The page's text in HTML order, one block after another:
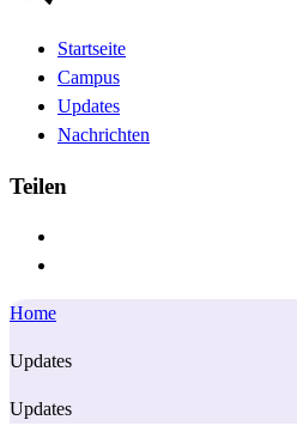
Startseite
Campus
Updates
Nachrichten
Teilen
Home
Updates
Updates